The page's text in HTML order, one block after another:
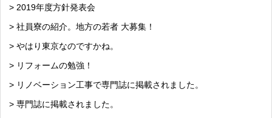
> 2019年度方針発表会
> 社員寮の紹介。地方の若者 大募集！
> やはり東京なのですかね。
> リフォームの勉強！
> リノベーション工事で専門誌に掲載されました。
> 専門誌に掲載されました。